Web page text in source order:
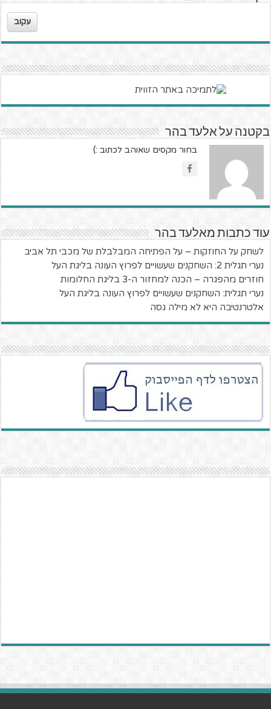
עקוב
בקטנה על אלעד בהר
בחור מקסים שאוהב לכתוב :)
עוד כתבות מאלעד בהר
לשחק על החוזקות – על הפתיחה המבלבלת של מכבי תל אביב
נערי תגלית 2: השחקנים שעשויים לפרוץ העונה בליגת העל
חוזרים מהפגרה – הכנה למחזור ה-3 בליגת החלומות
נערי תגלית: השחקנים שעשויים לפרוץ העונה בליגת העל
אלטרנטיבה היא לא מילה גסה